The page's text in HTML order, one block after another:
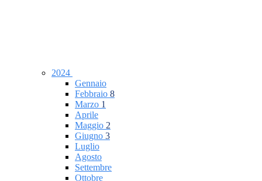
2024
Gennaio
Febbraio 8
Marzo 1
Aprile
Maggio 2
Giugno 3
Luglio
Agosto
Settembre
Ottobre